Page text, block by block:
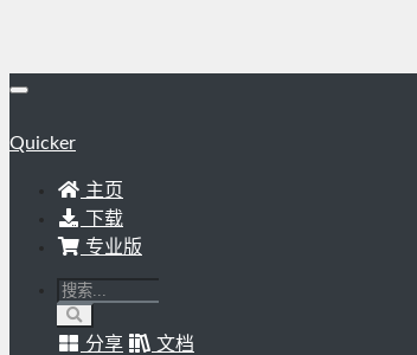
Quicker
主页
下载
专业版
分享
文档